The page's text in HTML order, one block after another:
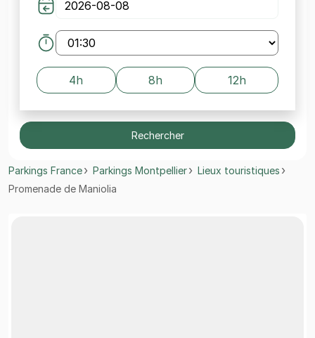
4h 8h 12h
Rechercher
Parkings France Parkings Montpellier
Lieux touristiques
Promenade de Maniolia